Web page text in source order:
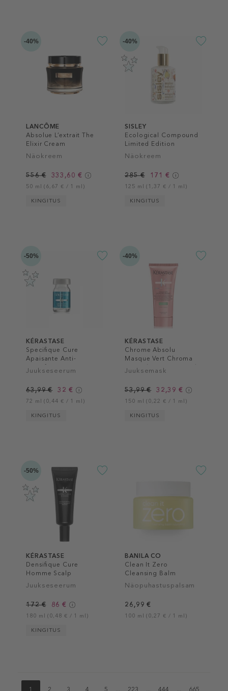
-40%
LANCÔME
Absolue L’extrait The
Elixir Cream
Näokreem
556 € 333,60 €
50 ml (6,67 € / 1 ml)
KINGITUS
-40%
SISLEY
Ecological Compound
Limited Edition
Näokreem
285 € 171 €
125 ml (1,37 € / 1 ml)
KINGITUS
-50%
KÉRASTASE
Specifique Cure
Apaisante Anti-
Inconforts
Juukseseerum
63,99 € 32 €
72 ml (0,44 € / 1 ml)
KINGITUS
-40%
KÉRASTASE
Chrome Absolu
Masque Vert Chroma
Neutralisant Hair Mask
Juuksemask
53,99 € 32,39 €
150 ml (0,22 € / 1 ml)
KINGITUS
-50%
KÉRASTASE
Densifique Cure
Homme Scalp
Treatment
Juukseseerum
172 € 86 €
180 ml (0,48 € / 1 ml)
KINGITUS
BANILA CO
Clean It Zero
Cleansing Balm
Nourishing
Näopuhastuspalsam
26,99 €
100 ml (0,27 € / 1 ml)
1 2 3 4 5 ... 223 ... 444 ... 665